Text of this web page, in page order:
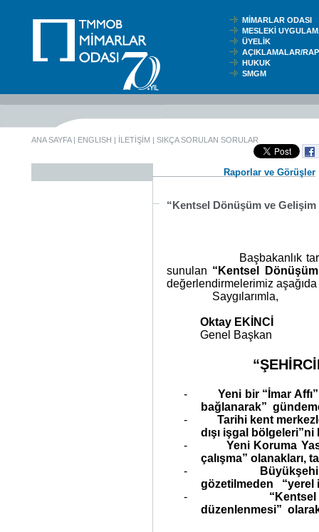
MİMARLAR ODASI
MESLEKİ
ÜYELİK
AÇIKLAMALAR/
HUKUK
SMGM
ANA SAYFA| ENGLISH | İLETİŞİM | SIKÇA SORULAN SORULAR
Raporlar ve Görüşler
“Kentsel Dönüşüm ve Gelişim
Başbakanlık
sunulan “Kentsel
değerlendirmelerimiz
Saygılarımla,
Oktay EKİNCİ
Genel Başkan
-
Yeni bir “İmar
bağlanarak”
-
Tarihi kent
dışı işgal bölgeleri”ni
-
Yeni Koruma
çalışma” olanakları,
-
gözetilmeden
“yerel
-
düzenlenmesi”